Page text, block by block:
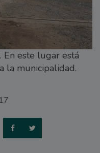
En este lugar está
la municipalidad.